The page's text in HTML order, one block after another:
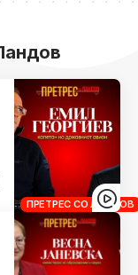
ПРЕТРЕС СО ЛАНДОВ